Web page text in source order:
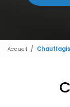
Accueil